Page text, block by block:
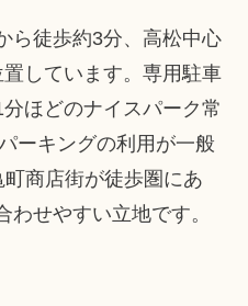
ら徒歩約3分、高松中心
しています。専用駐車
ほどのナイスパーク常
ーキングの利用が一般
商店街が徒歩圏にあ
わせやすい立地です。